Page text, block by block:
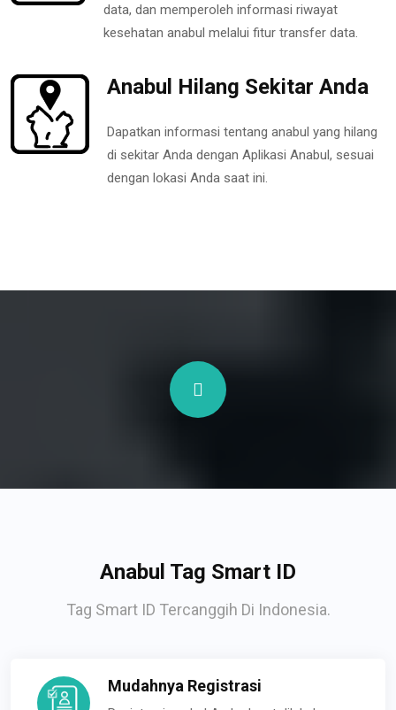
data, dan memperoleh informasi riwayat
kesehatan anabul melalui fitur transfer data.
Anabul Hilang Sekitar Anda
Dapatkan informasi tentang anabul yang hilang
di sekitar Anda dengan Aplikasi Anabul, sesuai
dengan lokasi Anda saat ini.
Anabul Tag Smart ID
Tag Smart ID Tercanggih Di Indonesia.
Mudahnya Registrasi